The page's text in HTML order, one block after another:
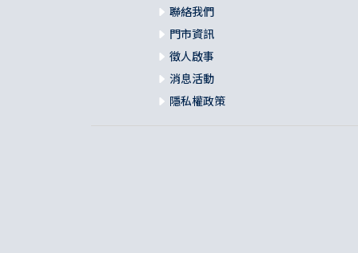
聯絡我們
門市資訊
徵人啟事
消息活動
隱私權政策